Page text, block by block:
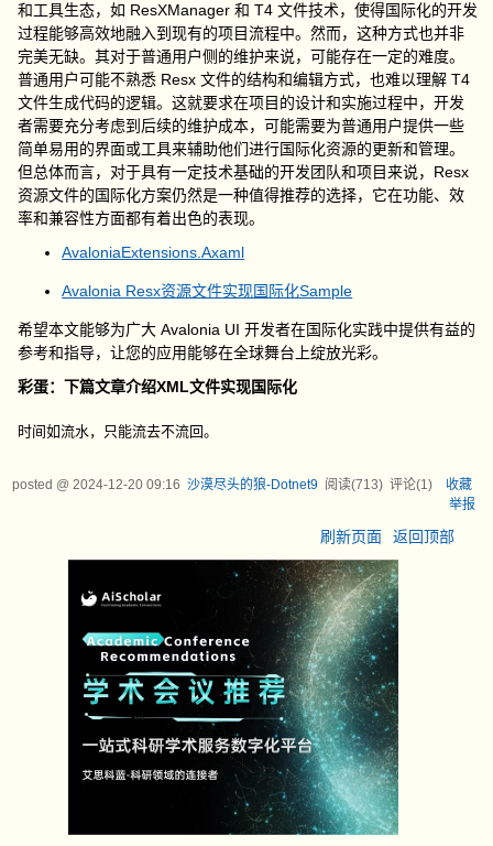
和工具生态，如 ResXManager 和 T4 文件技术，使得国际化的开发
过程能够高效地融入到现有的项目流程中。然而，这种方式也并非
完美无缺。其对于普通用户侧的维护来说，可能存在一定的难度。
普通用户可能不熟悉 Resx 文件的结构和编辑方式，也难以理解 T4
文件生成代码的逻辑。这就要求在项目的设计和实施过程中，开发
者需要充分考虑到后续的维护成本，可能需要为普通用户提供一些
简单易用的界面或工具来辅助他们进行国际化资源的更新和管理。
但总体而言，对于具有一定技术基础的开发团队和项目来说，Resx
资源文件的国际化方案仍然是一种值得推荐的选择，它在功能、效
率和兼容性方面都有着出色的表现。
AvaloniaExtensions.Axaml
Avalonia Resx资源文件实现国际化Sample
希望本文能够为广大 Avalonia UI 开发者在国际化实践中提供有益的
参考和指导，让您的应用能够在全球舞台上绽放光彩。
彩蛋：下篇文章介绍XML文件实现国际化
时间如流水，只能流去不流回。
posted @ 2024-12-20 09:16 沙漠尽头的狼-Dotnet9阅读(713) 评论(1) 收藏
举报
刷新页面 返回顶部